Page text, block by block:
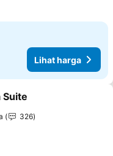
Lihat harga
ke favorit
Suite
326